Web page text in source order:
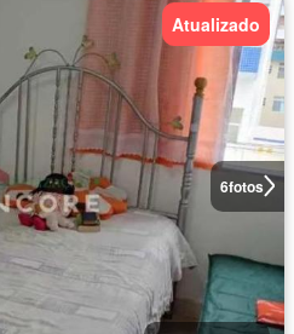
6fotos
Atualizado